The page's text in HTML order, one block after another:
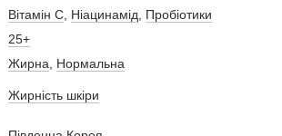
Вітамін С Ніацинамід
Пробіотики
25+
Жирна
Нормальна
Жирність шкіри